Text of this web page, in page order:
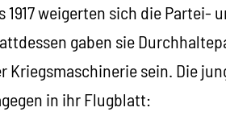
1917 weigerten sich die Partei-
gaben sie
Kriegsmaschinerie sein. Die
in ihr Flugblatt: